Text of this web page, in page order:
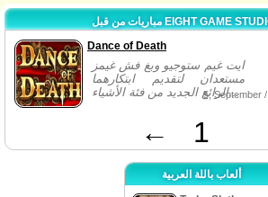
Dance of Death
ايت غيم ستوجيو وبغ فش غيمز
مستعدان لتقديم ابتكارهما
الرائع الجديد من فئة الأشياء...
5, September /
← 1
ألعاب باللة العربية